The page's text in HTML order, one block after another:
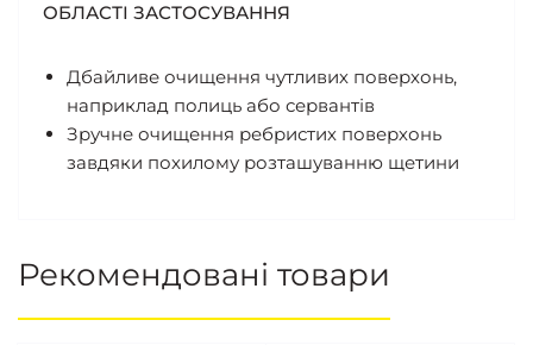
ОБЛАСТІ ЗАСТОСУВАННЯ
Дбайливе очищення чутливих поверхонь,
наприклад полиць або сервантів
Зручне очищення ребристих поверхонь
завдяки похилому розташуванню щетини
Рекомендовані товари